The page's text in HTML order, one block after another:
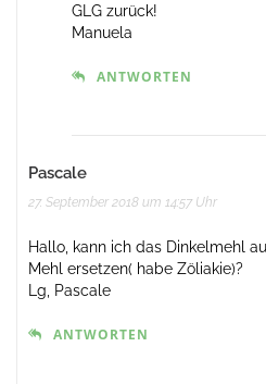
GLG zurück!
Manuela
ANTWORTEN
Pascale
27. September 2018 um 14:57 Uhr
Hallo, kann ich das Dinkelmehl
Mehl ersetzen( habe Zöliakie)?
Lg, Pascale
ANTWORTEN